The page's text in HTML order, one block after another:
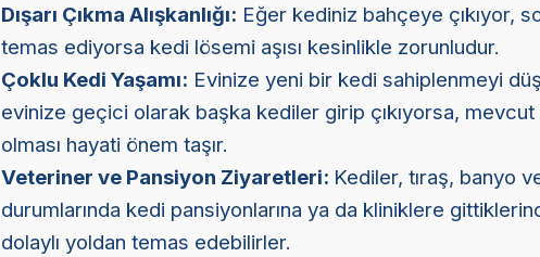
Dışarı Çıkma Alışkanlığı: Eğer kediniz bahçeye çıkıyor,
temas ediyorsa kedi lösemi aşısı kesinlikle zorunludur.
Çoklu Kedi Yaşamı: Evinize yeni bir kedi sahiplenmeyi
evinize geçici olarak başka kediler girip çıkıyorsa, mevcut
olması hayati önem taşır.
Veteriner ve Pansiyon Ziyaretleri: Kediler, tıraş, banyo
durumlarında kedi pansiyonlarına ya da kliniklere
dolaylı yoldan temas edebilirler.